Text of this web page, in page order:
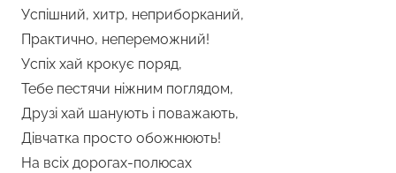
Успішний, хитр, неприборканий,
Практично, непереможний!
Успіх хай крокує поряд,
Тебе пестячи ніжним поглядом,
Друзі хай шанують і поважають,
Дівчатка просто обожнюють!
На всіх дорогах-полюсах